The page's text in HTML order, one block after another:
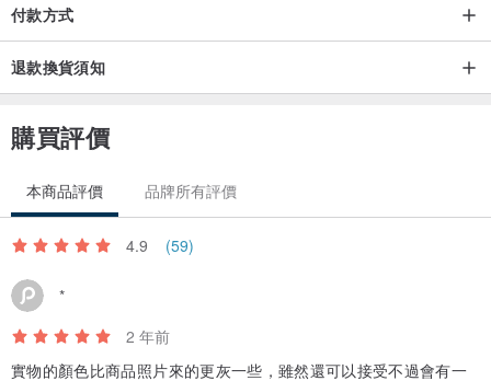
細節
• 真牛皮製作
• 兩階段式磁扣開關
• 8 格卡片格，包含 1 格寬卡片格及 1 格照片收納格
• 零錢收納格
• 質輕
• 泰國製造
尺寸大小
付款方式
退款換貨須知
購買評價
本商品評價 品牌所有評價
4.9 (59)
*
2 年前
實物的顏色比商品照片來的更灰一些，雖然還可以接受不過會有一